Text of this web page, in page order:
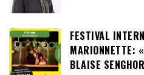
FESTIVAL
MARIONNETTE:
BLAISE